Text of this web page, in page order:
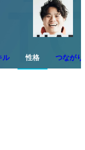
ル 性格 つながり